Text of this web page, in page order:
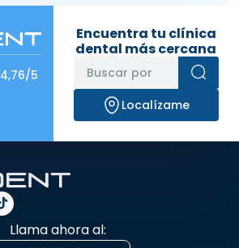
4,76/5
Encuentra tu clínica
dental más cercana
Localízame
Llama ahora al: